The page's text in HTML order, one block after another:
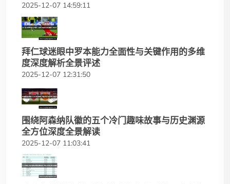
2025-12-07 14:59:11
拜仁球迷眼中罗本能力全面性与关键作用的多维
度深度解析全景评述
2025-12-07 12:31:50
围绕阿森纳队徽的五个冷门趣味故事与历史渊源
全方位深度全景解读
2025-12-07 11:03:41